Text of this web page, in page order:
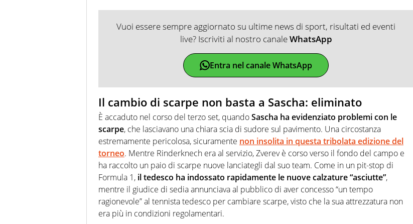
Vuoi essere sempre aggiornato su ultime news di sport, risultati ed eventi
live? Iscriviti al nostro canaleWhatsApp
Entra nel canale WhatsApp
Il cambio di scarpe non basta a Sascha: eliminato
È accaduto nel corso del terzo set, quandoSascha ha evidenziato problemi con le
scarpe, che lasciavano una chiara scia di sudore sul pavimento. Una circostanza
estremamente pericolosa, sicuramente non insolita in questa tribolata edizione del
torneo. Mentre Rinderknech era al servizio, Zverev è corso verso il fondo del campo e
ha raccolto un paio di scarpe nuove lanciategli dal suo team. Come in un pit-stop di
Formula 1, il tedesco ha indossato rapidamente le nuove calzature “asciutte”,
mentre il giudice di sedia annunciava al pubblico di aver concesso “un tempo
ragionevole” al tennista tedesco per cambiare scarpe, visto che la sua attrezzatura non
era più in condizioni regolamentari.